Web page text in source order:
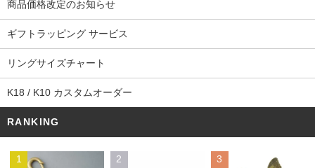
商品価格改定のお知らせ
ギフトラッピング サービス
リングサイズチャート
K18 / K10 カスタムオーダー
RANKING
1 2 3